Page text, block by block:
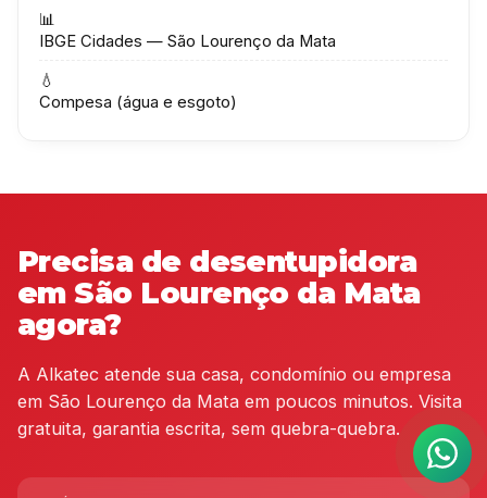
📊
IBGE Cidades — São Lourenço da Mata
💧
Compesa (água e esgoto)
Precisa de desentupidora
em São Lourenço da Mata
agora?
A Alkatec atende sua casa, condomínio ou empresa
em São Lourenço da Mata em poucos minutos. Visita
gratuita, garantia escrita, sem quebra-quebra.